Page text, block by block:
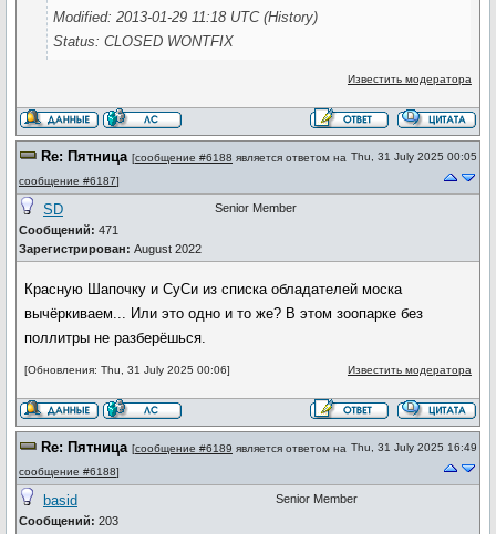
Modified: 2013-01-29 11:18 UTC (History)
Status: CLOSED WONTFIX
Известить модератора
Re: Пятница [сообщение #6188 является ответом на
сообщение #6187]
Thu, 31 July 2025 00:05
SD
Сообщений: 471
Зарегистрирован: August 2022
Senior Member
Красную Шапочку и СуСи из списка обладателей моска
вычёркиваем... Или это одно и то же? В этом зоопарке без
поллитры не разберёшься.
[Обновления: Thu, 31 July 2025 00:06] Известить модератора
Re: Пятница [сообщение #6189 является ответом на
сообщение #6188]
Thu, 31 July 2025 16:49
basid
Сообщений: 203
Senior Member